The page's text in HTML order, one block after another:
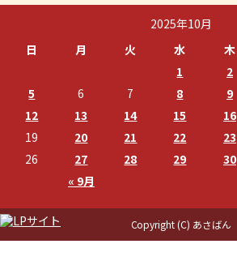
2025年10月
日
月 火 水 木
« 9月
1 2
5
6 7 8 9
12
13 14 15 16
19
20 21 22 23
26
27 28 29 30
Copyright (C) あさばん